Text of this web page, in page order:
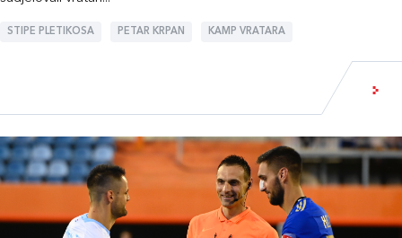
STIPE PLETIKOSA PETAR KRPAN KAMP VRATARA